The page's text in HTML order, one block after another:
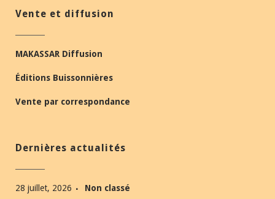
Vente et diffusion
MAKASSAR Diffusion
Éditions Buissonnières
Vente par correspondance
Dernières actualités
28 juillet, 2026 Non classé